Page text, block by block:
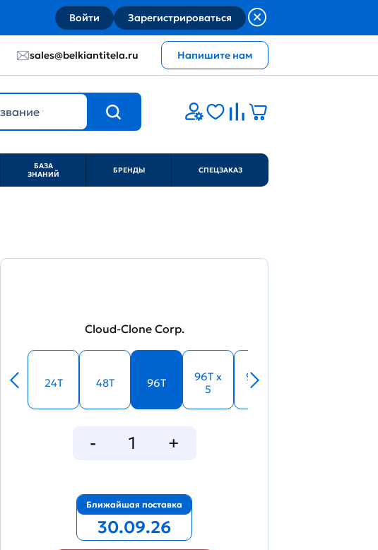
Войти Зарегистрироваться
sales@belkiantitela.ru Напишите нам
БАЗА
ЗНАНИЙ
БРЕНДЫ СПЕЦЗАКАЗ
33839
Figure. Standard curve
Cloud-Clone Corp.
24T 48T 96T
96T x
5
96T x
10
Ближайшая поставка
30.09.26